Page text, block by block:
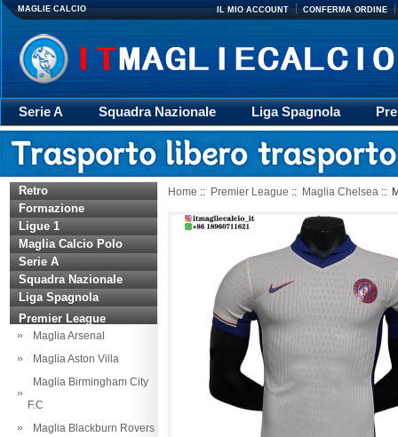
MAGLIE CALCIO IL MIO ACCOUNT CONFERMA ORDINE
Serie A Squadra Nazionale Liga Spagnola
Giacca
Rugby trasporto Retro
Retro
Formazione
Ligue 1
Maglia Calcio Polo
Serie A
Squadra Nazionale
Liga Spagnola
Premier League
Maglia Arsenal
Maglia Aston Villa
Maglia Birmingham City
F.C
Maglia Blackburn Rovers
Home :: Premier League :: Maglia Chelsea ::